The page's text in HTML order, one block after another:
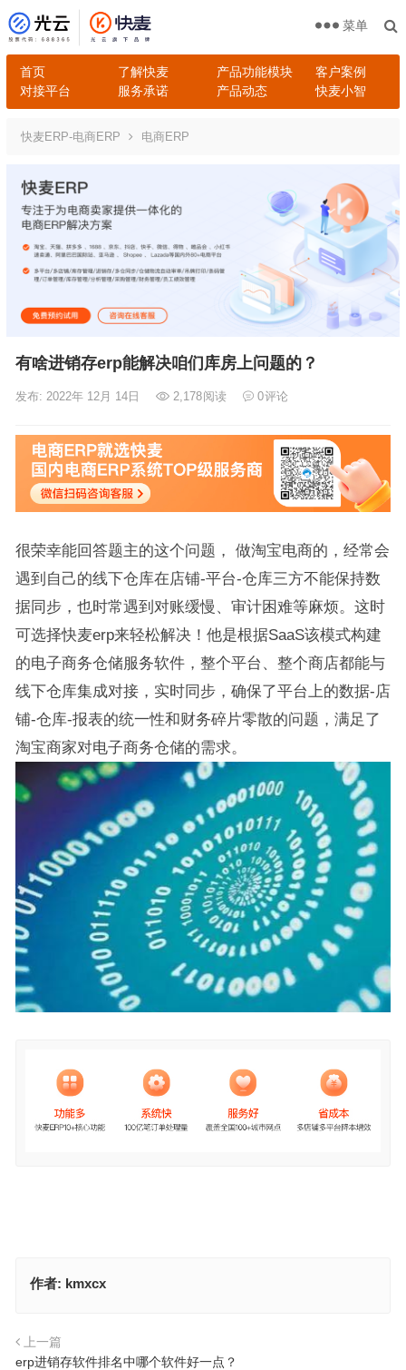
首页 了解快麦 产品功能模块
客户案例
对接平台
服务承诺 产品动态 快麦小智
菜单
快麦ERP-电商ERP 电商ERP
有啥进销存erp能解决咱们库房上问题的？
发布: 2022年 12月 14日 2,178阅读 0评论
很荣幸能回答题主的这个问题， 做淘宝电商的，经常会
遇到自己的线下仓库在店铺-平台-仓库三方不能保持数
据同步，也时常遇到对账缓慢、审计困难等麻烦。这时
可选择快麦erp来轻松解决！他是根据SaaS该模式构建
的电子商务仓储服务软件，整个平台、整个商店都能与
线下仓库集成对接，实时同步，确保了平台上的数据-店
铺-仓库-报表的统一性和财务碎片零散的问题，满足了
淘宝商家对电子商务仓储的需求。
作者: kmxcx
上一篇
erp进销存软件排名中哪个软件好一点？